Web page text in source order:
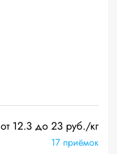
от 12.3 до 23 руб./кг
17 приёмок